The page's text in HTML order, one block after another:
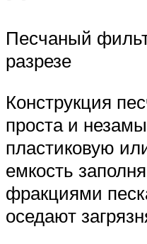
Песчаный
разрезе
Конструкция
проста и
пластиковую
емкость
фракциями
оседают